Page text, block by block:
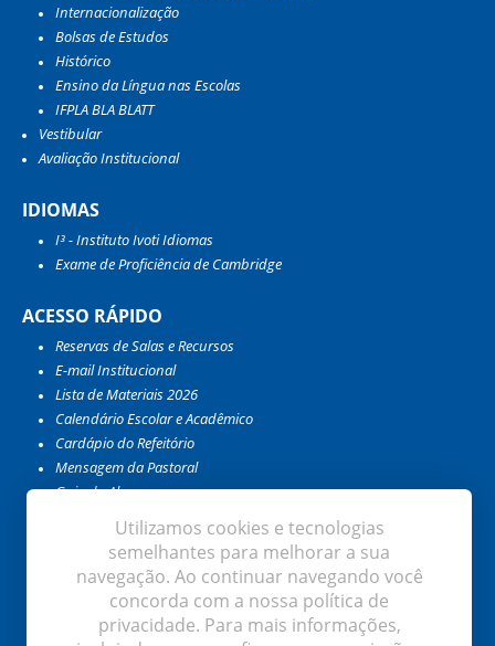
Internacionalização
Bolsas de Estudos
Histórico
Ensino da Língua nas Escolas
IFPLA BLA BLATT
Vestibular
Avaliação Institucional
IDIOMAS
I³ - Instituto Ivoti Idiomas
Exame de Proficiência de Cambridge
ACESSO RÁPIDO
Reservas de Salas e Recursos
E-mail Institucional
Lista de Materiais 2026
Calendário Escolar e Acadêmico
Cardápio do Refeitório
Mensagem da Pastoral
Guia do Aluno
Guia do Professor e Colaborador
Catálogo da Biblioteca
Meu EduConnect
Encontro com as Profissões
Utilizamos cookies e tecnologias
semelhantes para melhorar a sua
navegação. Ao continuar navegando você
concorda com a nossa política de
privacidade. Para mais informações,